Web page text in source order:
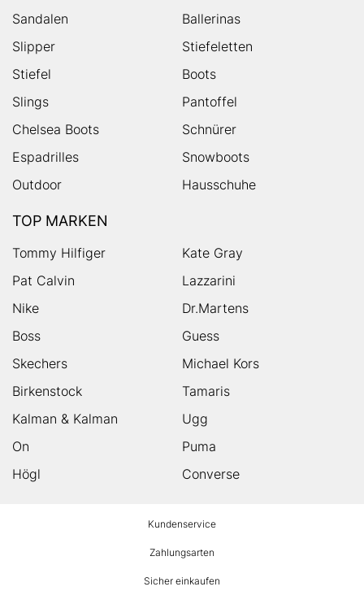
Sandalen
Ballerinas
Slipper
Stiefeletten
Stiefel
Boots
Slings
Pantoffel
Chelsea Boots
Schnürer
Espadrilles
Snowboots
Outdoor
Hausschuhe
TOP MARKEN
Tommy Hilfiger
Kate Gray
Pat Calvin
Lazzarini
Nike
Dr.Martens
Boss
Guess
Skechers
Michael Kors
Birkenstock
Tamaris
Kalman & Kalman
Ugg
On
Puma
Högl
Converse
Kundenservice
Zahlungsarten
Sicher einkaufen